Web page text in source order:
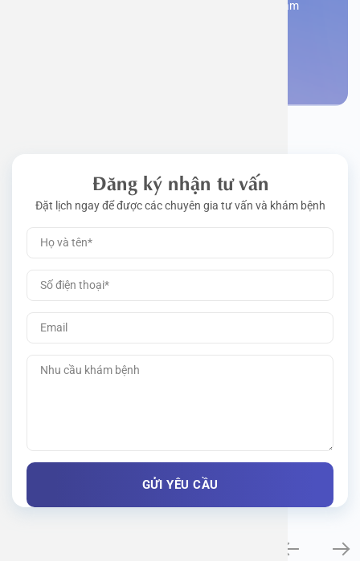
Đăng kí ngay để được các chuyên gia tư vấn và khám
Đăng ký nhận tư vấn
Đặt lịch ngay để được các chuyên gia tư vấn và khám bệnh